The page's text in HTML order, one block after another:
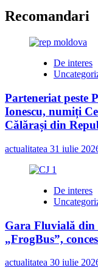
Recomandari
De interes
Parteneriat peste
Ionescu, numiți
Călărași din
actualitatea 31 iulie
De interes
Gara Fluvială din
„FrogBus”,
actualitatea 30 iulie